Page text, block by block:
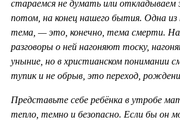
стараемся не думать или откладываем
потом, на конец нашего бытия. Одна
тема, — это, конечно, тема смерти.
разговоры о ней нагоняют тоску,
уныние, но в христианском понимании
тупик и не обрыв, это переход,
Представьте себе ребёнка в утробе
тепло, темно и безопасно. Если бы он